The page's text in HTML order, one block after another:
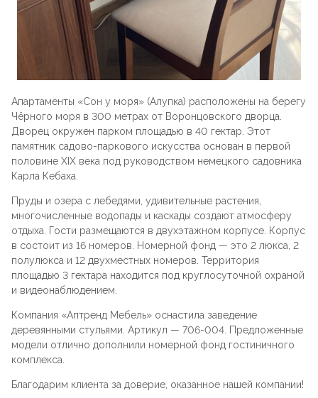
Апартаменты «Сон у моря» (Алупка) расположены на берегу
Чёрного моря в 300 метрах от Воронцовского дворца.
Дворец окружен парком площадью в 40 гектар. Этот
памятник садово-паркового искусства основан в первой
половине XIX века под руководством немецкого садовника
Карла Кебаха.
Пруды и озера с лебедями, удивительные растения,
многочисленные водопады и каскады создают атмосферу
отдыха. Гости размещаются в двухэтажном корпусе. Корпус
в состоит из 16 номеров. Номерной фонд — это 2 люкса, 2
полулюкса и 12 двухместных номеров. Территория
площадью 3 гектара находится под круглосуточной охраной
и видеонаблюдением.
Компания «Аптренд Мебель» оснастила заведение
деревянными стульями. Артикул — 706-004. Предложенные
модели отлично дополнили номерной фонд гостиничного
комплекса.
Благодарим клиента за доверие, оказанное нашей компании!
Барные
Под старину
Для летнего кафе
На металлокаркасе
Пластиковые
Банкетные
Круглые
Лофт
Для фудкорта
Дизайнерские
Мягкие
Барные
Банкетные
Для фудкорта
Для гостиниц
Для летнего кафе
Лофт
Складные стулья
Складные столы
Стойки
Предметы интерьера
Подушки
Скамейки
Сцены и танцполы
Урны для фудкорта
Пластиковая мебель